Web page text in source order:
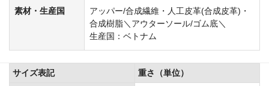
素材・生産国
アッパー/合成繊維・人工皮革(合成皮革)・
合成樹脂＼アウターソール/ゴム底＼
生産国：ベトナム
サイズ表記
重さ（単位）